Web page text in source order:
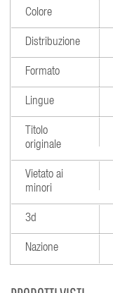
Colore
Distribuzione
Formato
Lingue
Titolo
originale
Vietato ai
minori
3d
Nazione